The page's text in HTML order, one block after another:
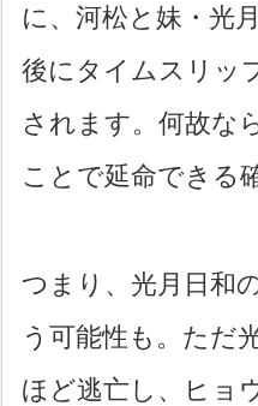
に、河松と妹・光
後にタイムスリッ
されます。何故な
ことで延命できる
つまり、光月日和
う可能性も。ただ
ほど逃亡し、ヒョ